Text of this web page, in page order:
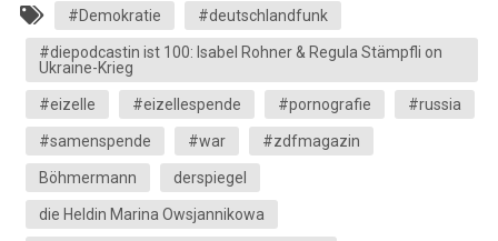
#Demokratie #deutschlandfunk
#diepodcastin ist 100: Isabel Rohner & Regula Stämpfli on
Ukraine-Krieg
#eizelle #eizellespende #pornografie #russia
#samenspende #war #zdfmagazin
Böhmermann derspiegel
die Heldin Marina Owsjannikowa